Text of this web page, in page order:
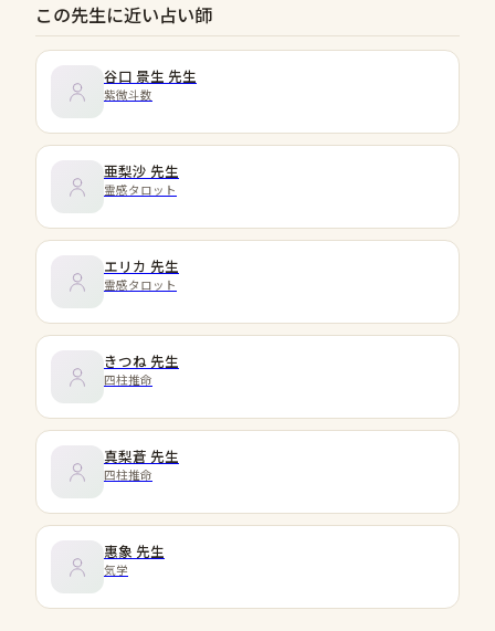
この先生に近い占い師
谷口 景生 先生
紫微斗数
亜梨沙 先生
霊感タロット
エリカ 先生
霊感タロット
きつね 先生
四柱推命
真梨蒼 先生
四柱推命
惠象 先生
気学